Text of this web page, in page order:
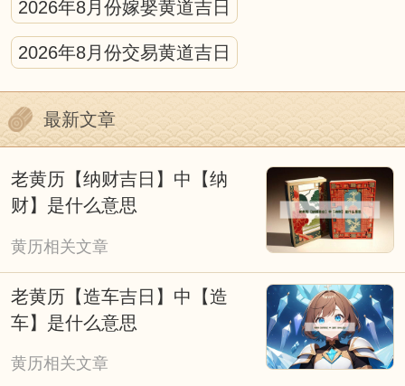
黄历的宜忌的标注需结合具体场景解读，不
庭院改造等重大工程，日常家居小修缮无需严
格遵循；“忌婚嫁”则主要避开与新人相冲、神
煞不利的日子，若遇特殊情况，可结合民俗祈
福仪式灵活调整。
我们应理性看待择吉黄历，它是传统文化的
传承。它既承载着古人顺应自然、趋吉避凶的
生活理念，也融入了不同时代的民俗特色，成
为连接传统与当下的文化纽带。无论是过去还
是现在，人们使用黄历的本质，都是对美好生
2026年8月份嫁娶黄道吉日
2026年8月份交易黄道吉日
最新文章
老黄历【纳财吉日】中【纳
财】是什么意思
黄历相关文章
老黄历【造车吉日】中【造
车】是什么意思
黄历相关文章